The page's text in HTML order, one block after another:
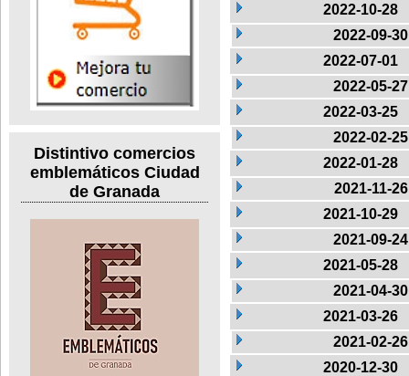
Distintivo comercios
emblemáticos Ciudad
de Granada
2022-10-28
2022-09-30
2022-07-01
2022-05-27
2022-03-25
2022-02-25
2022-01-28
2021-11-26
2021-10-29
2021-09-24
2021-05-28
2021-04-30
2021-03-26
2021-02-26
2020-12-30